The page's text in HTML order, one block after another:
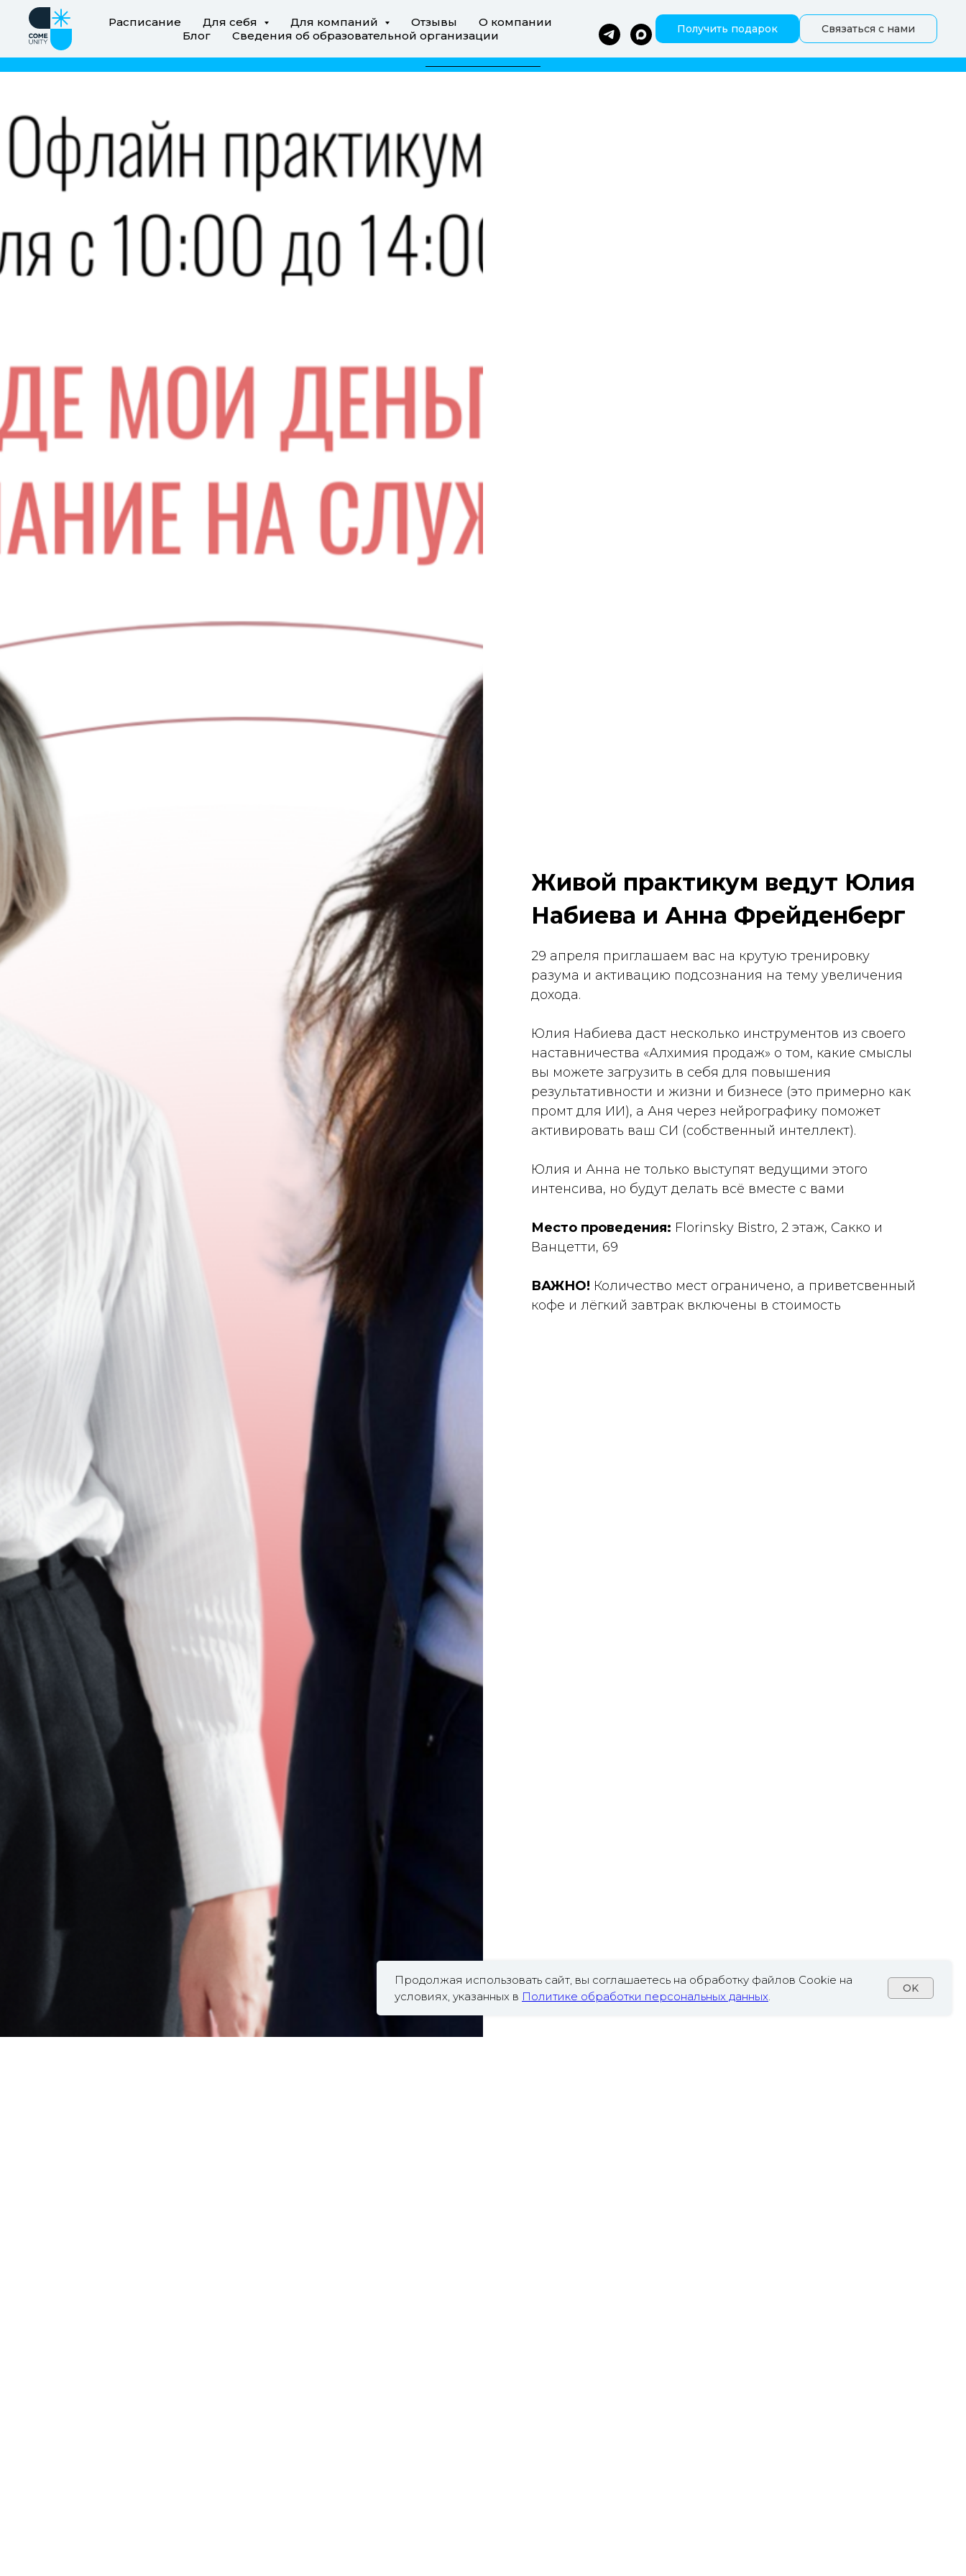
Расписание Для себя Для компаний Отзывы
О компании
Блог
Сведения об образовательной организации
Получить подарок Связаться с нами
Живой практикум ведут Юлия
Набиева и Анна Фрейденберг
29 апреля приглашаем вас на крутую тренировку
разума и активацию подсознания на тему увеличения
дохода.
Юлия Набиева даст несколько инструментов из своего
наставничества «Алхимия продаж» о том, какие смыслы
вы можете загрузить в себя для повышения
результативности и жизни и бизнесе (это примерно как
промт для ИИ), а Аня через нейрографику поможет
активировать ваш СИ (собственный интеллект).
Юлия и Анна не только выступят ведущими этого
интенсива, но будут делать всё вместе с вами
Место проведения: Florinsky Bistro, 2 этаж, Сакко и
Ванцетти, 69
ВАЖНО! Количество мест ограничено, а приветсвенный
кофе и лёгкий завтрак включены в стоимость
Продолжая использовать сайт, вы соглашаетесь на обработку файлов Cookie на
условиях, указанных в Политике обработки персональных данных.
OK